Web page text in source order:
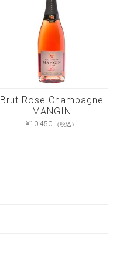
Brut Rose Champagne
MANGIN
¥10,450 （税込）